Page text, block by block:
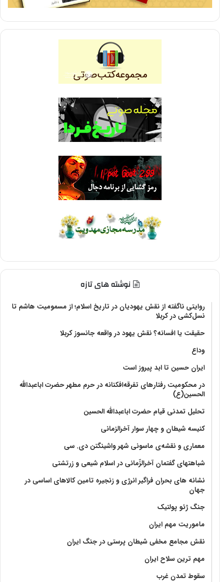
نوشته های تازه
روایتی ناگفته از نقش یهودیان در تاریخ اسلام؛ از مسمومیت هاشم تا
نسل‌کشی در کربلا
حقیقت یا افسانه؟‌ نقش یهود در واقعه جانسوز کربلا
وداع
ایران حسین تا ابد پیروز است
در محکومیت رفتارهای تفرقه‌افکنانه در حرم مطهر حضرت اباعبدالله
الحسین(ع)
تحلیل تمدنی قیام حضرت اباعبدالله الحسین
کنیسه شیطان و چهار سوار آخرالزمانی
معماری و نقشه‌ی ماسونی شهر واشينگتن دی. سی
شباهتهای گفتمان آخر‌الزّمانی در اسلام شیعی و زرتشتی
نشانه های بحران فراگیر انرژی و زنجیره تامین کالاهای اساسی در
جهان
جنگ ژئو پولتیک
ماموریت مهم ایران
نقش مجامع مخفی شیطان پرستی در جنگ ایران
مهم ترین سلاح ایران
سقوط تمدن غرب